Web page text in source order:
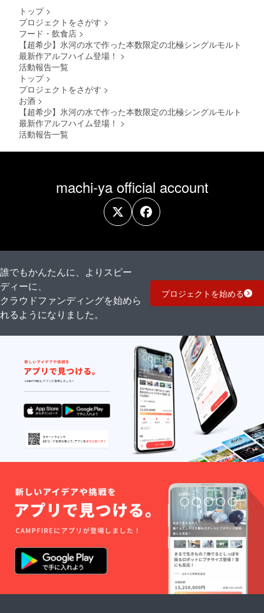
可とな
先行販
商品の
分が
残った
■内容
ナハイ
ム 本数
限定 北
極 シン
イス
キー /
46% /
500ml ×
1本
BIVRO
ST アル
フハイ
ム 本数
限定 北
極シン
グルモ
ルトウ
イス
500ml ×
1本
BIVRO
ST オリ
ジナル
グラ
ス 2個
（通常
販売価
格
円/個）
数限定
クト終
了後に
常販売
を致し
ム 本数
グルモ
ルトウ
イス
キー /
1本
BIVRO
ST ヴァ
ナハイ
ム 本数
限定 北
極シン
グルモ
ルトウ
イス
キー /
46% /
500ml ×
1本
ガード
本数限
定 北極
シング
ルモル
スキー /
46% /
500ml ×
1本 ※こ
酒で
ト。
本在庫
となり
数限定
北極シ
500ml ×
ST ムス
ペルハ
イム 本
数限定
モルト
ウイス
キー /
46% /
500ml ×
1本
BIVRO
ST ヨ
トゥン
ハイム
本数限
定 北極
シング
ルモル
46% /
500ml ×
1本
BIVRO
ST アス
本数限
定 北極
シング
ルモル
スキー /
トップ >
プロジェクトをさがす >
フード・飲食店 >
【超希少】氷河の水で作った本数限定の北極シングルモルト
最新作アルフハイム登場！ >
活動報告一覧
トップ >
プロジェクトをさがす >
お酒 >
【超希少】氷河の水で作った本数限定の北極シングルモルト
最新作アルフハイム登場！ >
活動報告一覧
machi-ya official account
誰でもかんたんに、よりスピー
ディーに、
クラウドファンディングを始めら
れるようになりました。
プロジェクトを始める